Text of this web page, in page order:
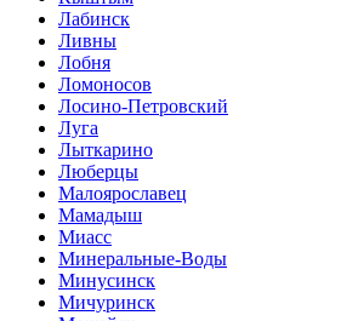
Лабинск
Ливны
Лобня
Ломоносов
Лосино-Петровский
Луга
Лыткарино
Люберцы
Малоярославец
Мамадыш
Миасс
Минеральные-Воды
Минусинск
Мичуринск